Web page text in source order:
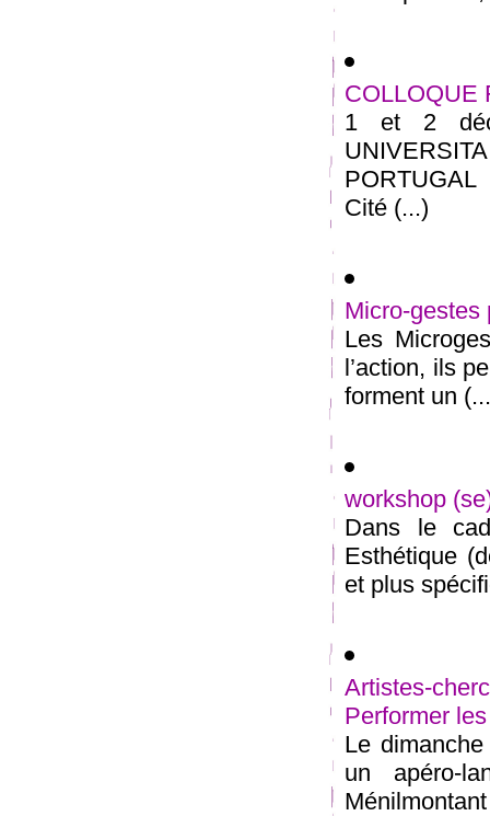
COLLOQUE
1 et 2
Cité (...)
Micro-gestes
Les
l’action, ils
forment un
workshop
Dans le
Esthétique
et plus
Artistes-
Performer
Le
un apéro-